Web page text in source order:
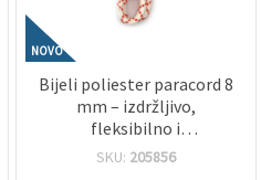
NOVO
Bijeli poliester paracord 8
mm – izdržljivo,
fleksibilno i
višenamjensko uže za
SKU: 205856